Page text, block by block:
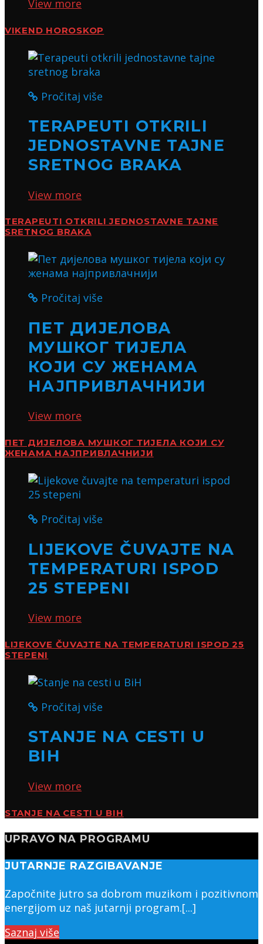
View more
VIKEND HOROSKOP
Pročitaj više
TERAPEUTI OTKRILI
JEDNOSTAVNE TAJNE
SRETNOG BRAKA
View more
TERAPEUTI OTKRILI JEDNOSTAVNE TAJNE
SRETNOG BRAKA
Pročitaj više
ПЕТ ДИЈЕЛОВА
МУШКОГ ТИЈЕЛА
КОЈИ СУ ЖЕНАМА
НАЈПРИВЛАЧНИЈИ
View more
ПЕТ ДИЈЕЛОВА МУШКОГ ТИЈЕЛА КОЈИ СУ
ЖЕНАМА НАЈПРИВЛАЧНИЈИ
Pročitaj više
LIJEKOVE ČUVAJTE NA
TEMPERATURI ISPOD
25 STEPENI
View more
LIJEKOVE ČUVAJTE NA TEMPERATURI ISPOD 25
STEPENI
Pročitaj više
STANJE NA CESTI U
BIH
View more
STANJE NA CESTI U BIH
UPRAVO NA PROGRAMU
JUTARNJE RAZGIBAVANJE
Započnite jutro sa dobrom muzikom i pozitivnom
energijom uz naš jutarnji program.[...]
Saznaj više